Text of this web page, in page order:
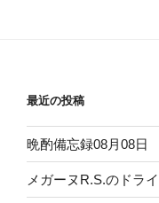
最近の投稿
晩酌備忘録08月08日
メガーヌR.S.のドラ